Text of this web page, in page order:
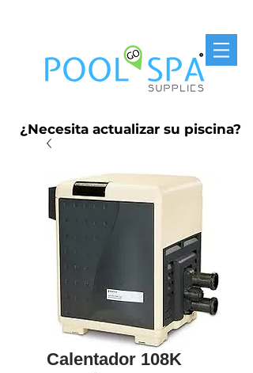
¿Necesita actualizar su piscina?
Calentador 108K